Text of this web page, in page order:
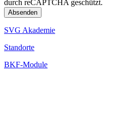
durch reCAPTCHA geschützt.
SVG Akademie
Standorte
BKF-Module